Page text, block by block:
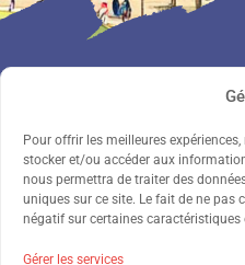
Pour offrir les meilleures
stocker et/ou accéder aux
nous permettra de traiter des
uniques sur ce site. Le fait de ne pas
négatif sur certaines caractéristiques
Gérer les services
Depuis 1903, la Fondation
enfants confrontés à des